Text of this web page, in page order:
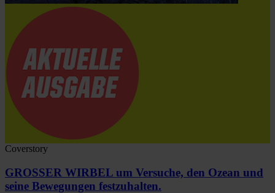
Coverstory
GROSSER WIRBEL um Versuche, den Ozean und
seine Bewegungen festzuhalten.